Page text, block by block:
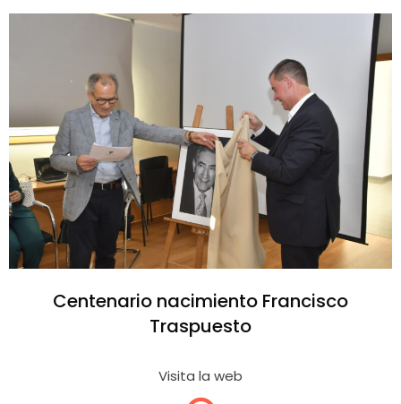
Centenario nacimiento Francisco
Traspuesto
Visita la web